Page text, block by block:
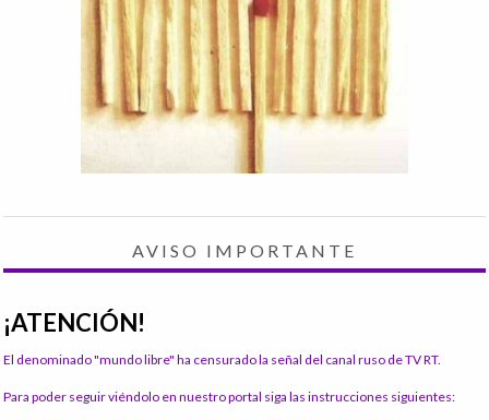
AVISO IMPORTANTE
¡ATENCIÓN!
El denominado "mundo libre" ha censurado la señal del canal ruso de TV RT.
Para poder seguir viéndolo en nuestro portal siga las instrucciones siguientes: